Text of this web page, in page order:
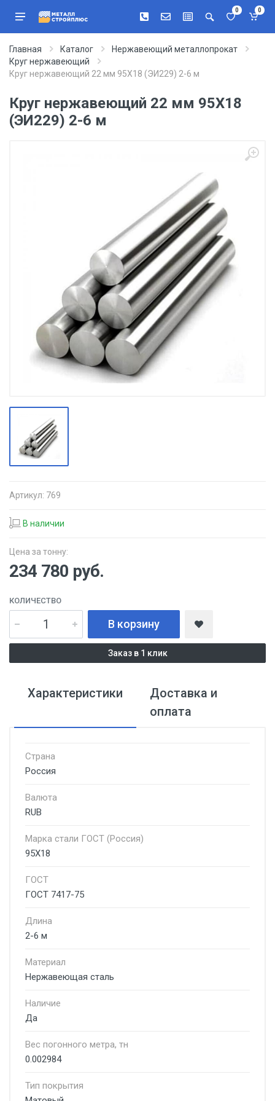
0 0
Главная Каталог
Нержавеющий металлопрокат
Круг нержавеющий
Круг нержавеющий 22 мм 95Х18 (ЭИ229) 2-6 м
Круг нержавеющий 22 мм 95Х18
(ЭИ229) 2-6 м
Артикул: 769
В наличии
Цена за тонну:
234 780 руб.
КОЛИЧЕСТВО
В корзину
Заказ в 1 клик
Характеристики
Доставка и
оплата
Страна
Россия
Валюта
RUB
Марка стали ГОСТ (Россия)
95Х18
ГОСТ
ГОСТ 7417-75
Длина
2-6 м
Материал
Нержавеющая сталь
Наличие
Да
Вес погонного метра, тн
0.002984
Тип покрытия